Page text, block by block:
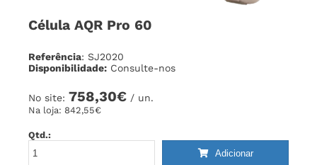
Célula AQR Pro 60
Referência: SJ2020
Disponibilidade: Consulte-nos
No site: 758,30€ / un.
Na loja: 842,55€
Qtd.:
Adicionar